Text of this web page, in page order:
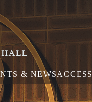
& NEWSACCESS